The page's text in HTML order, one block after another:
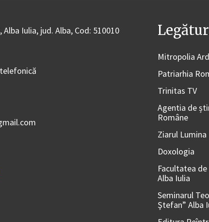
Iulia, jud. Alba, Cod: 510010
Mitropolia
Patriarhia
Trinitas TV
Agentia de
Române
Ziarul Lumina
Doxologia
Facultatea
Alba Iulia
Seminarul
Ştefan” Alba